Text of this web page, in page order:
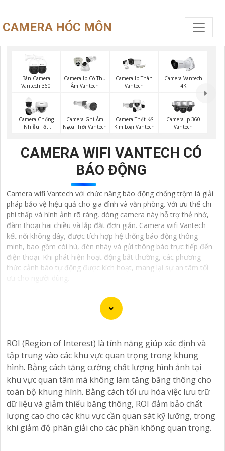
CAMERA HÓC MÔN
Bán Camera
Vantech 360
Camera Ip Có Thu
Âm Vantech
Camera Ip Thân
Vantech
Camera Vantech
4K
Camera Chống
Nhiễu Tốt
Camera Ghi Âm
Ngoài Trời Vantech
Camera Thết Kế
Kim Loại Vantech
Camera Ip 360
Vantech
CAMERA WIFI VANTECH CÓ
BÁO ĐỘNG
Camera wifi Vantech với chức năng báo động chống trộm là giải
pháp bảo vệ hiệu quả cho gia đình và văn phòng. Với ưu thế chi
phí thấp và hình ảnh rõ ràng, dòng camera này hỗ trợ thẻ nhớ,
đàm thoại hai chiều và lắp đặt đơn giản. Camera wifi Vantech
kết nối không dây, được tích hợp hệ thống báo động thông
minh, bao gồm còi hú, đèn nháy và gửi thông báo trực tiếp đến
điện thoại. Khi phát hiện hoạt động bất thường, các phương
thức cảnh báo tự động được kích hoạt, mang lại sự an tâm tối
ưu cho người dùng.
hàng đầu tại Việt Nam, chúng được thiết kế với công
nghệ hiện đại và chất lượng cao để khẳng định an ninh
và giám sát tốt cho ngôi nhà, cửa hàng, văn phòng
hoặc doanh nghiệp của bạn.
Vantech Việt Nam cung cấp các dòng sản phẩm camera
giám sát chất lượng cao như camera IP, camera HD-
TVI, camera AHD, camera wifi, camera thông minh, và
nhiều hơn nữa. Các sản phẩm của Vantech được sản
ROI (Region of Interest) là tính năng giúp xác định và
tập trung vào các khu vực quan trọng trong khung
hình. Bằng cách tăng cường chất lượng hình ảnh tại
khu vực quan tâm mà không làm tăng băng thông cho
toàn bộ khung hình. Bằng cách tối ưu hóa việc lưu trữ
dữ liệu và giảm thiểu băng thông, ROI đảm bảo chất
lượng cao cho các khu vực cần quan sát kỹ lưỡng, trong
khi giảm độ phân giải cho các phần không quan trọng.